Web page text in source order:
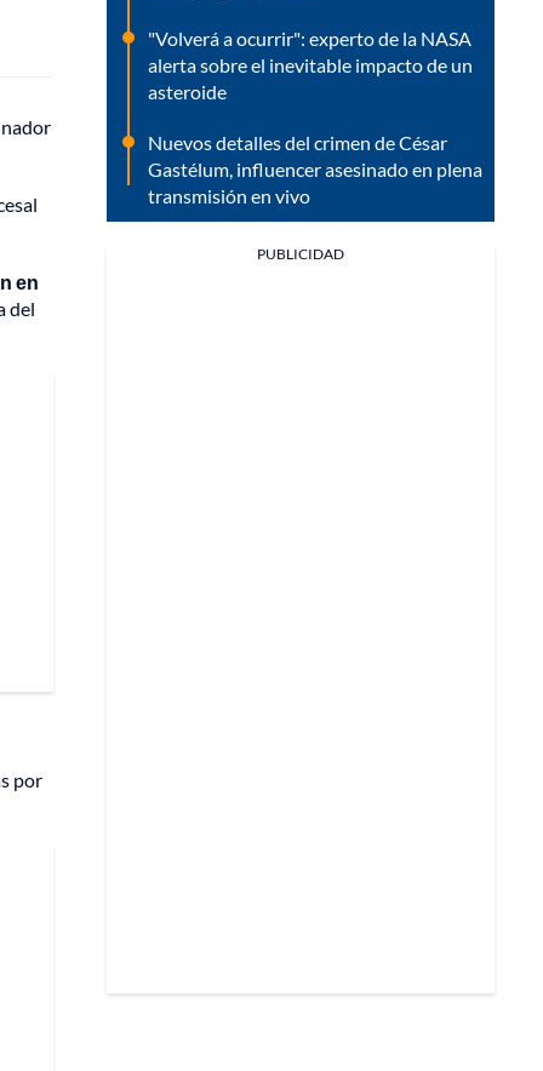
en
del
por
"Volverá a ocurrir": experto de la NASA
alerta sobre el inevitable impacto de un
asteroide
Nuevos detalles del crimen de César
Gastélum, influencer asesinado en plena
transmisión en vivo
PUBLICIDAD